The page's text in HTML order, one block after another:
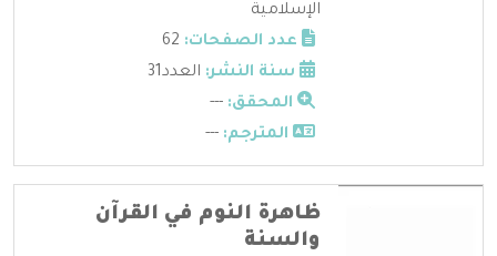
الإسلامية
عدد الصفحات:
سنة النشر: العدد31
المحقق: ---
المترجم: ---
ظاهرة النوم في القرآن
والسنة